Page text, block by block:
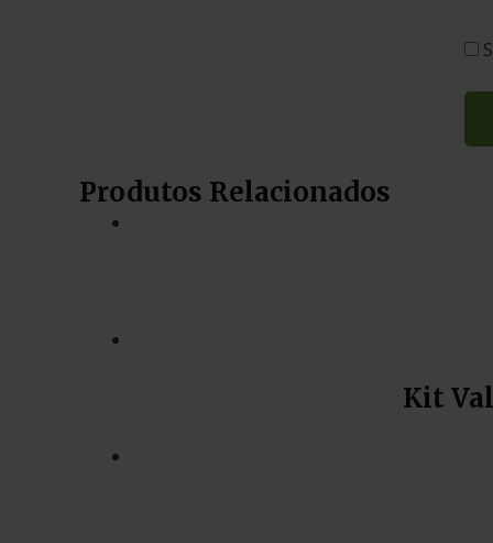
Produtos Relacionados
Kit